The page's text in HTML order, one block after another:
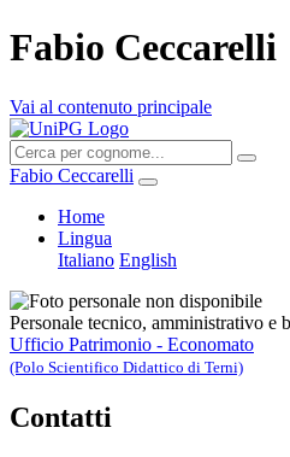
Fabio Ceccarelli
Vai al contenuto principale
Fabio Ceccarelli
Home
Lingua
Italiano English
Personale tecnico, amministrativo e
Ufficio Patrimonio - Economato
(Polo Scientifico Didattico di Terni)
Contatti